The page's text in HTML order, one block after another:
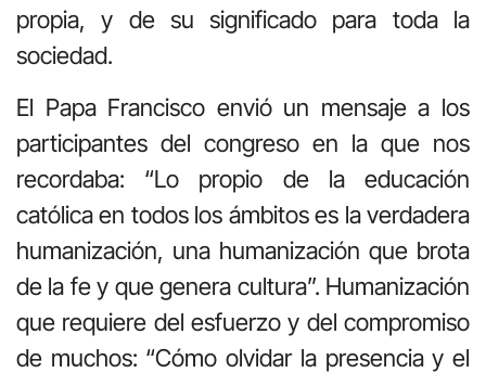
propia, y de su significado para toda la
sociedad.
El Papa Francisco envió un mensaje a los
participantes del congreso en la que nos
recordaba: “Lo propio de la educación
católica en todos los ámbitos es la verdadera
humanización, una humanización que brota
de la fe y que genera cultura”. Humanización
que requiere del esfuerzo y del compromiso
de muchos: “Cómo olvidar la presencia y el